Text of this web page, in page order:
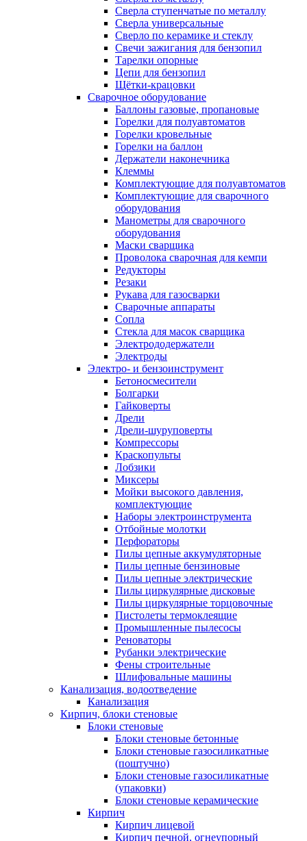
Сверла ступенчатые по металлу
Сверла универсальные
Сверло по керамике и стеклу
Свечи зажигания для бензопил
Тарелки опорные
Цепи для бензопил
Щётки-крацовки
Сварочное оборудование
Баллоны газовые, пропановые
Горелки для полуавтоматов
Горелки кровельные
Горелки на баллон
Держатели наконечника
Клеммы
Комплектующие для полуавтоматов
Комплектующие для сварочного
оборудования
Манометры для сварочного
оборудования
Маски сварщика
Проволока сварочная для кемпи
Редукторы
Резаки
Рукава для газосварки
Сварочные аппараты
Сопла
Стекла для масок сварщика
Электрододержатели
Электроды
Электро- и бензоинструмент
Бетоносмесители
Болгарки
Гайковерты
Дрели
Дрели-шуруповерты
Компрессоры
Краскопульты
Лобзики
Миксеры
Мойки высокого давления,
комплектующие
Наборы электроинструмента
Отбойные молотки
Перфораторы
Пилы цепные аккумуляторные
Пилы цепные бензиновые
Пилы цепные электрические
Пилы циркулярные дисковые
Пилы циркулярные торцовочные
Пистолеты термоклеящие
Промышленные пылесосы
Реноваторы
Рубанки электрические
Фены строительные
Шлифовальные машины
Канализация, водоотведение
Канализация
Кирпич, блоки стеновые
Блоки стеновые
Блоки стеновые бетонные
Блоки стеновые газосиликатные
(поштучно)
Блоки стеновые газосиликатные
(упаковки)
Блоки стеновые керамические
Кирпич
Кирпич лицевой
Кирпич печной, огнеупорный